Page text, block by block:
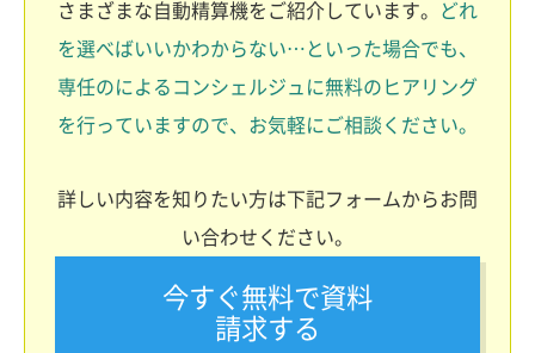
さまざまな自動精算機をご紹介しています。
どれ
を選べばいいかわからない…といった場合でも、
専任のによるコンシェルジュに無料のヒアリング
を行っていますので、お気軽にご相談ください。
詳しい内容を知りたい方は下記フォームからお問
い合わせください。
今すぐ無料で資料
請求する